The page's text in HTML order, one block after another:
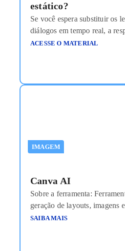
estático?
Se você espera substituir os
diálogos em tempo real, a
sonoro “sim”. Entenda aqui.
ACESSE O MATERIAL
IMAGEM
Canva AI
Sobre a ferramenta:
geração de layouts, imagens
aproximado: Freemium com
SAIBA MAIS